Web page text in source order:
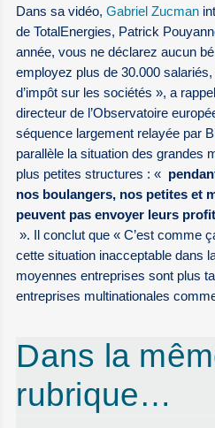
Dans sa vidéo,Gabriel Zucman
de TotalEnergies, Patrick
année, vous ne déclarez aucun
employez plus de 30.000
d’impôt sur les sociétés », a
directeur de l’Observatoire
séquence largement relayée par
parallèle la situation des grandes
plus petites structures : «
nos boulangers, nos petites et
peuvent pas envoyer leurs
». Il conclut que « C’est comme
cette situation inacceptable dans
moyennes entreprises sont plus
entreprises multinationales
Dans la
rubrique…